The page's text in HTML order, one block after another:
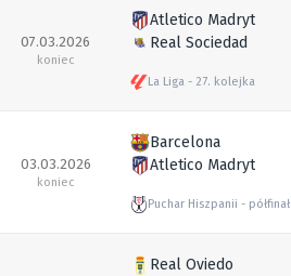
07.03.2026
koniec
Atletico Madryt
Real Sociedad
La Liga 27. kolejka
03.03.2026
koniec
Barcelona
Atletico Madryt
Puchar Hiszpanii półfinał
Real Oviedo